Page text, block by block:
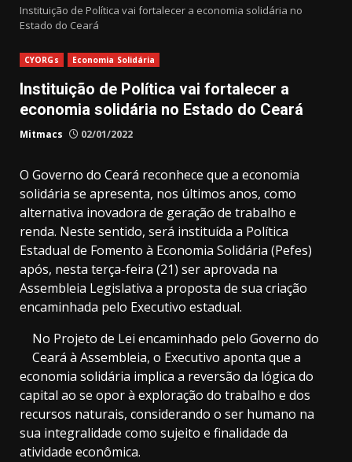
Instituição de Política vai fortalecer a economia solidária no
Estado do Ceará
CYORGs Economia Solidária
Instituição de Política vai fortalecer a
economia solidária no Estado do Ceará
Mitmacs 02/01/2022
O Governo do Ceará reconhece que a economia
solidária se apresenta, nos últimos anos, como
alternativa inovadora de geração de trabalho e
renda. Neste sentido, será instituída a Política
Estadual de Fomento à Economia Solidária (Pefes)
após, nesta terça-feira (21) ser aprovada na
Assembleia Legislativa a proposta de sua criação
encaminhada pelo Executivo estadual.
No Projeto de Lei encaminhado pelo Governo do
Ceará à Assembleia, o Executivo aponta que a
economia solidária implica a reversão da lógica do
capital ao se opor à exploração do trabalho e dos
recursos naturais, considerando o ser humano na
sua integralidade como sujeito e finalidade da
atividade econômica.